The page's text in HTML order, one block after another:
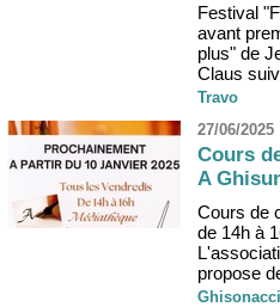
Festival
avant
plus" de
Claus
Travo
27/06/2025
Cours
A
Cours de
de 14h à
propose